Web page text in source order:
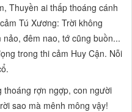
Thuyền ai thấp thoáng cánh
Tú Xương:Trời không
đêm nao, tớ cũng buồn...
trong thi cảm Huy Cận. Nỗi
thoáng rợn ngợp, con người
sao mà mênh mông vậy!